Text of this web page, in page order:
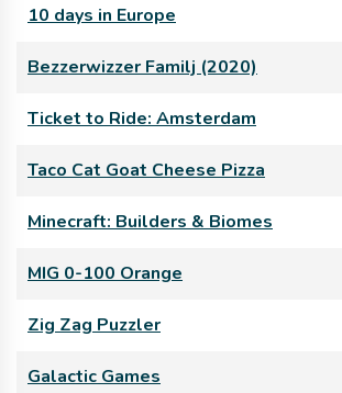
10 days in Europe
Bezzerwizzer Familj (2020)
Ticket to Ride: Amsterdam
Taco Cat Goat Cheese Pizza
Minecraft: Builders & Biomes
MIG 0-100 Orange
Zig Zag Puzzler
Galactic Games